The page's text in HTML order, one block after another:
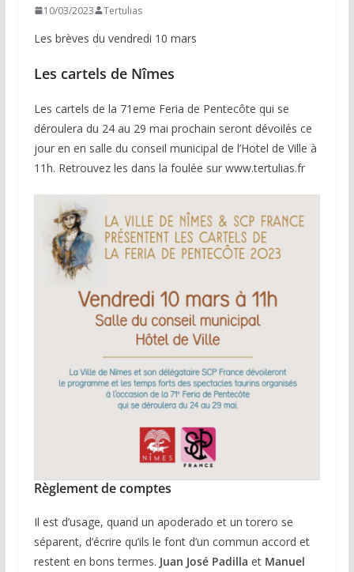
10/03/2023 Tertulias
Les brèves du vendredi 10 mars
Les cartels de Nîmes
Les cartels de la 71eme Feria de Pentecôte qui se
déroulera du 24 au 29 mai prochain seront dévoilés ce
jour en en salle du conseil municipal de l’Hotel de Ville à
11h. Retrouvez les dans la foulée sur www.tertulias.fr
Règlement de comptes
Il est d’usage, quand un apoderado et un torero se
séparent, d’écrire qu’ils le font d’un commun accord et
restent en bons termes. Juan José Padilla et Manuel